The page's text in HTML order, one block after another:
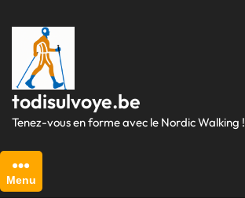
au
contenu
todisulvoye.be
Tenez-vous en forme avec le Nordic Walking !
Menu